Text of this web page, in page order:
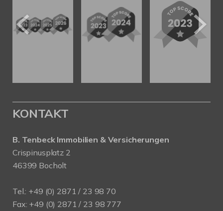
KONTAKT
B. Tenbeck Immobilien & Versicherungen
Crispinusplatz 2
46399 Bocholt
Tel.: +49 (0) 2871 / 23 98 70
Fax: +49 (0) 2871 / 23 98 777